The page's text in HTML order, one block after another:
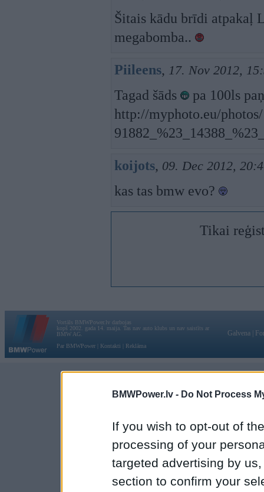
BMWPower.lv - Do Not Process
If you wish to opt-out of
processing of your
targeted advertising by
section to confirm your
Šitais kādu brīdi atpakaļ
megabomba..
Piileens, 17. Nov 2012,
Tagad šāds
pa 100ls
http://myphoto.eu/
koijots, 09. Dec 2012,
kas tas bmw evo?
Tikai
Vortāls BMWPower.lv darbojas
kopš 2002. gada 14. maija. Tas nav auto klubs un nav saistīts ar
BMW AG.
Par BMWPower
Kontakti Reklāma
Galvena